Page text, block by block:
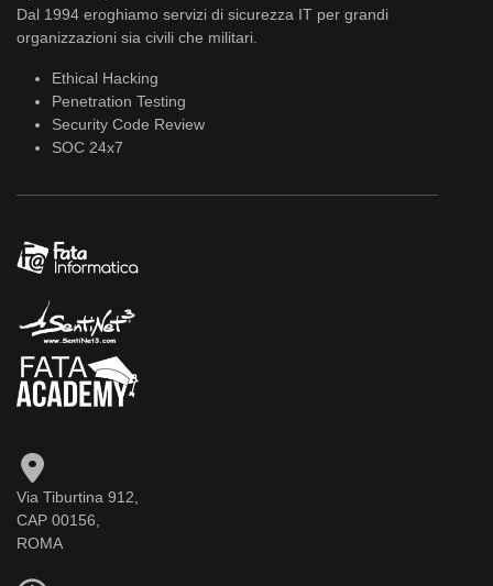
Dal 1994 eroghiamo servizi di sicurezza IT per grandi
organizzazioni sia civili che militari.
Ethical Hacking
Penetration Testing
Security Code Review
SOC 24x7
Via Tiburtina 912,
CAP 00156,
ROMA